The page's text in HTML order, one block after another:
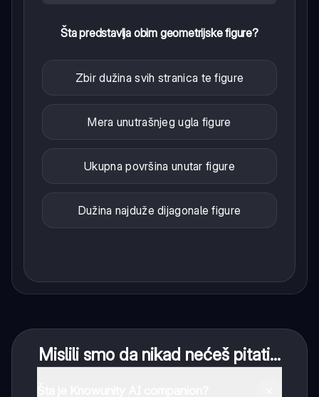
Šta predstavlja obim geometrijske figure?
Zbir dužina svih stranica te figure
Mera unutrašnjeg ugla figure
Ukupna površina unutar figure
Dužina najduže dijagonale figure
Mislili smo da nikad nećeš pitati...